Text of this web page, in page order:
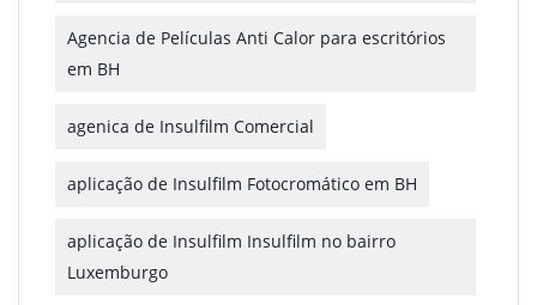
Agencia de Películas Anti Calor para escritórios
em BH
agenica de Insulfilm Comercial
aplicação de Insulfilm Fotocromático em BH
aplicação de Insulfilm Insulfilm no bairro
Luxemburgo